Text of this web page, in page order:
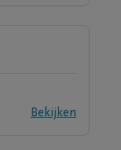
Bekijken